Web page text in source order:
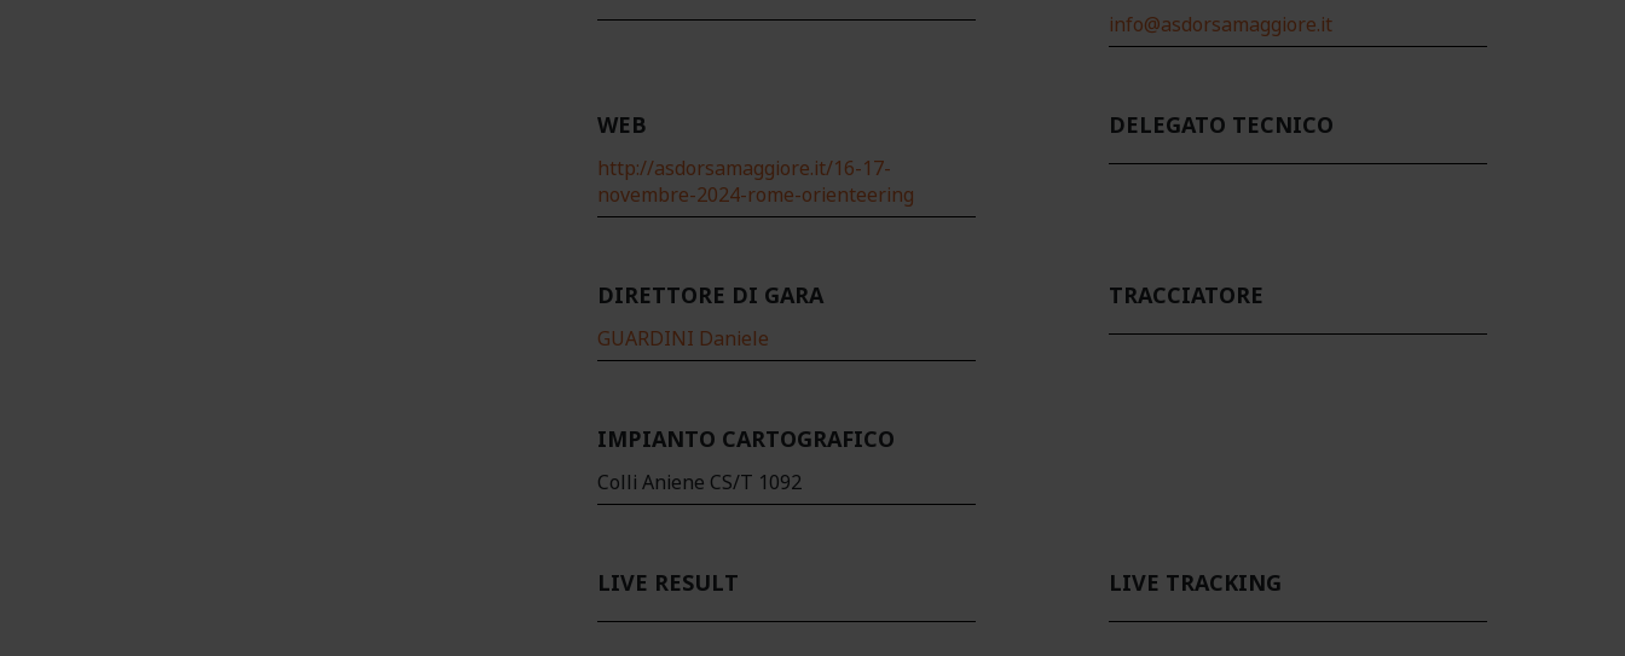
info@asdorsamaggiore.it
WEB
http://asdorsamaggiore.it/16-17-
novembre-2024-rome-orienteering
DELEGATO TECNICO
DIRETTORE DI GARA
GUARDINI Daniele
TRACCIATORE
IMPIANTO CARTOGRAFICO
Colli Aniene CS/T 1092
LIVE RESULT LIVE TRACKING